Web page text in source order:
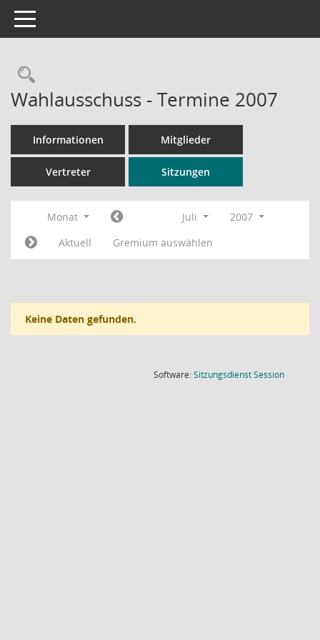
Toggle navigation
Rechercheauswahl
Wahlausschuss - Termine 2007
Informationen Mitglieder
Vertreter Sitzungen
Monat Juli
2007
Aktuell
Gremium auswählen
Keine Daten gefunden.
Software:SitzungsdienstSession(Wird in